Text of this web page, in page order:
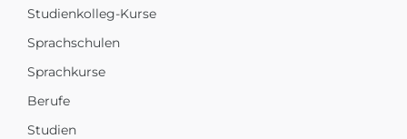
Studienkolleg-Kurse
Sprachschulen
Sprachkurse
Berufe
Studien